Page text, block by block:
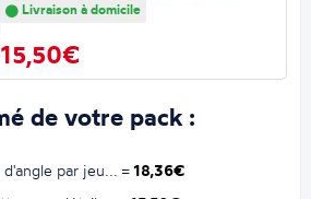
Livraison à domicile
15,50€
de votre pack :
d'angle par jeu... =18,36€